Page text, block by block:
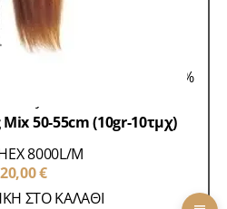
Τούφες Κερατίνης 100%
50-55cm (10gr-10τμχ)
8000L/M
20,00€
ΣΤΟ ΚΑΛΑΘΙ